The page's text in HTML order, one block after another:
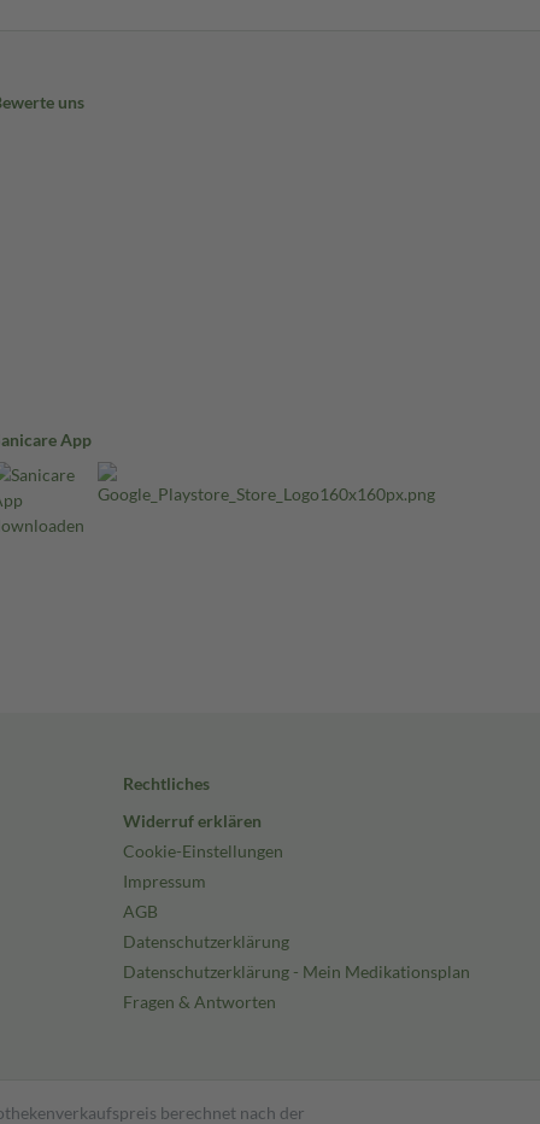
uns
App
Rechtliches
Widerruf erklären
Cookie-Einstellungen
Impressum
AGB
Datenschutzerklärung
Datenschutzerklärung - Mein Medikationsplan
Fragen & Antworten
berechnet nach der